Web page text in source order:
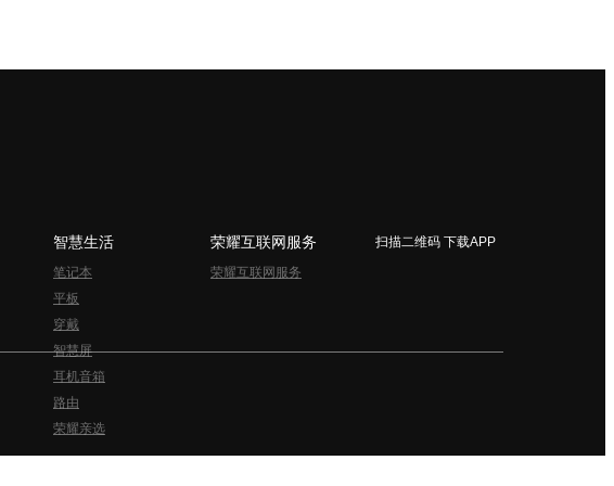
智慧生活
笔记本
平板
穿戴
智慧屏
耳机音箱
路由
荣耀亲选
荣耀互联网服务
荣耀互联网服务
扫描二维码 下载APP